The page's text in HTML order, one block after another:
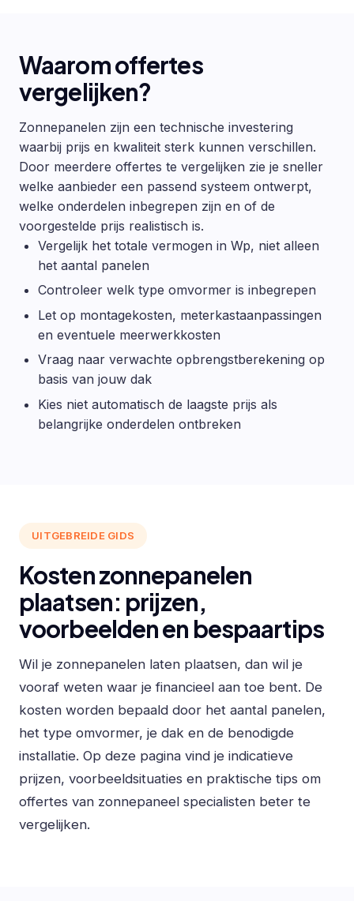
Waarom offertes
vergelijken?
Zonnepanelen zijn een technische investering
waarbij prijs en kwaliteit sterk kunnen verschillen.
Door meerdere offertes te vergelijken zie je sneller
welke aanbieder een passend systeem ontwerpt,
welke onderdelen inbegrepen zijn en of de
voorgestelde prijs realistisch is.
Vergelijk het totale vermogen in Wp, niet alleen
het aantal panelen
Controleer welk type omvormer is inbegrepen
Let op montagekosten, meterkastaanpassingen
en eventuele meerwerkkosten
Vraag naar verwachte opbrengstberekening op
basis van jouw dak
Kies niet automatisch de laagste prijs als
belangrijke onderdelen ontbreken
UITGEBREIDE GIDS
Kosten zonnepanelen
plaatsen: prijzen,
voorbeelden en bespaartips
Wil je zonnepanelen laten plaatsen, dan wil je
vooraf weten waar je financieel aan toe bent. De
kosten worden bepaald door het aantal panelen,
het type omvormer, je dak en de benodigde
installatie. Op deze pagina vind je indicatieve
prijzen, voorbeeldsituaties en praktische tips om
offertes van zonnepaneel specialisten beter te
vergelijken.